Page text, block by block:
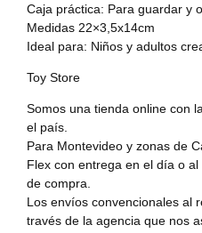
Caja práctica: Para guardar y
Medidas 22×3,5x14cm
Ideal para: Niños y adultos
Toy Store
Somos una tienda online con
el país.
Para Montevideo y zonas de
Flex con entrega en el día o
de compra.
Los envíos convencionales al
través de la agencia que nos